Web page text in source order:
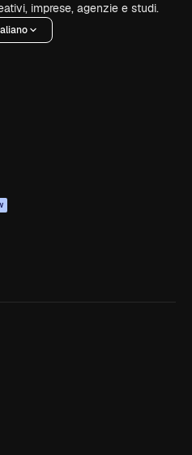
imprese, agenzie e studi.